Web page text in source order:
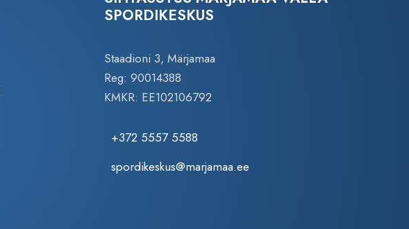
SPORDIKESKUS
Staadioni 3, Märjamaa
Reg: 90014388
KMKR: EE102106792
+372 5557 5588
spordikeskus@marjamaa.ee